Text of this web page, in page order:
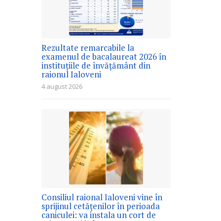
Rezultate remarcabile la
examenul de bacalaureat 2026 în
instituțiile de învățământ din
raionul Ialoveni
4 august 2026
Consiliul raional Ialoveni vine în
sprijinul cetățenilor în perioada
caniculei: va instala un cort de